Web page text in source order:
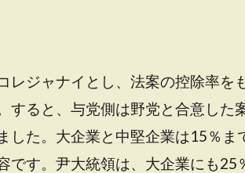
レジャナイとし、法案の控除率を
すると、与党側は野党と合意した
した。大企業と中堅企業は15％
です。尹大統領は、大企業にも25